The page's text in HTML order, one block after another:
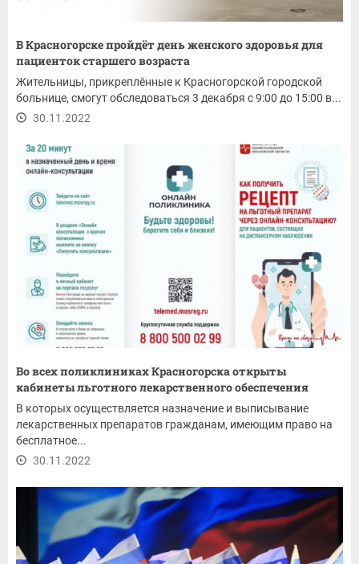
В Красногорске пройдёт день женского здоровья для
пациенток старшего возраста
Жительницы, прикреплённые к Красногорской городской
больнице, смогут обследоваться 3 декабря с 9:00 до 15:00 в...
30.11.2022
Во всех поликлиниках Красногорска открыты
кабинеты льготного лекарственного обеспечения
В которых осуществляется назначение и выписывание
лекарственных препаратов гражданам, имеющим право на
бесплатное...
30.11.2022